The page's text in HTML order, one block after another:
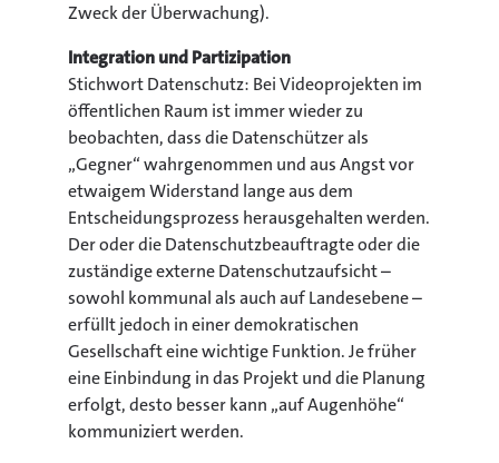
Zweck der Überwachung).
Integration und Partizipation
Stichwort Datenschutz: Bei Videoprojekten im
öffentlichen Raum ist immer wieder zu
beobachten, dass die Datenschützer als
„Gegner“ wahrgenommen und aus Angst vor
etwaigem Widerstand lange aus dem
Entscheidungsprozess herausgehalten werden.
Der oder die Datenschutzbeauftragte oder die
zuständige externe Datenschutzaufsicht –
sowohl kommunal als auch auf Landesebene –
erfüllt jedoch in einer demokratischen
Gesellschaft eine wichtige Funktion. Je früher
eine Einbindung in das Projekt und die Planung
erfolgt, desto besser kann „auf Augenhöhe“
kommuniziert werden.